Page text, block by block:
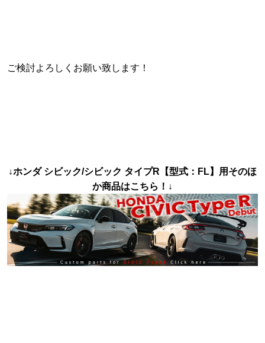
ご検討よろしくお願い致します！
↓ホンダ シビック/シビック タイプR【型式：FL】用そのほ
か商品はこちら！↓